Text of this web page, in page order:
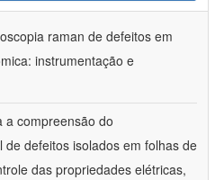
raman de defeitos em
instrumentação e
a compreensão do
defeitos isolados em folhas de
das propriedades elétricas,